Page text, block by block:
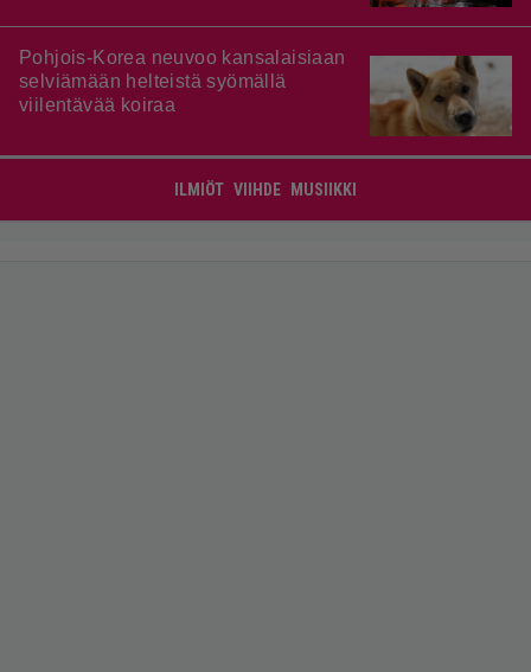
Pohjois-Korea neuvoo kansalaisiaan
selviämään helteistä syömällä
viilentävää koiraa
ILMIÖT VIIHDE MUSIIKKI